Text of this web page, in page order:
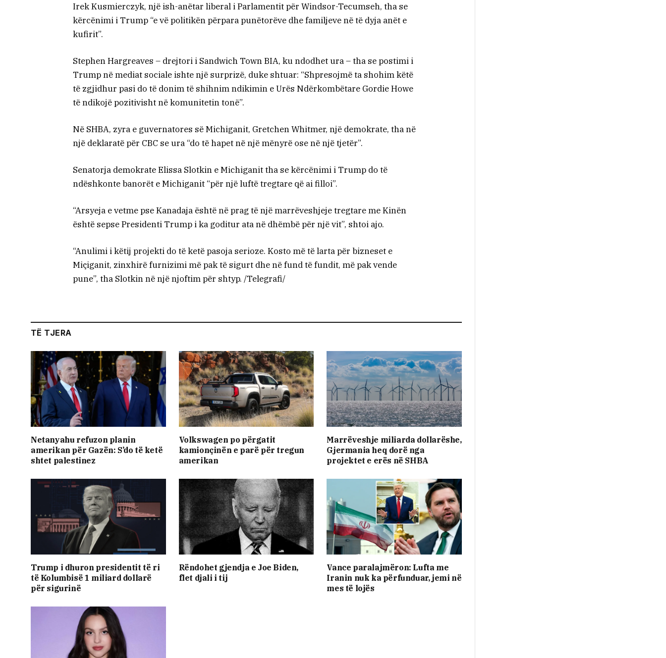
Irek Kusmierczyk, një ish-anëtar liberal i Parlamentit për Windsor-Tecumseh, tha se
kërcënimi i Trump “e vë politikën përpara punëtorëve dhe familjeve në të dyja anët e
kufirit”.
Stephen Hargreaves – drejtori i Sandwich Town BIA, ku ndodhet ura – tha se postimi i
Trump në mediat sociale ishte një surprizë, duke shtuar: “Shpresojmë ta shohim këtë
të zgjidhur pasi do të donim të shihnim ndikimin e Urës Ndërkombëtare Gordie Howe
të ndikojë pozitivisht në komunitetin tonë”.
Në SHBA, zyra e guvernatores së Michiganit, Gretchen Whitmer, një demokrate, tha në
një deklaratë për CBC se ura “do të hapet në një mënyrë ose në një tjetër”.
Senatorja demokrate Elissa Slotkin e Michiganit tha se kërcënimi i Trump do të
ndëshkonte banorët e Michiganit “për një luftë tregtare që ai filloi”.
“Arsyeja e vetme pse Kanadaja është në prag të një marrëveshjeje tregtare me Kinën
është sepse Presidenti Trump i ka goditur ata në dhëmbë për një vit”, shtoi ajo.
“Anulimi i këtij projekti do të ketë pasoja serioze. Kosto më të larta për bizneset e
Miçiganit, zinxhirë furnizimi më pak të sigurt dhe në fund të fundit, më pak vende
pune”, tha Slotkin në një njoftim për shtyp. /Telegrafi/
TË TJERA
Netanyahu refuzon planin
amerikan për Gazën: S’do të ketë
shtet palestinez
Volkswagen po përgatit
kamionçinën e parë për tregun
amerikan
Marrëveshje miliarda dollarëshe,
Gjermania heq dorë nga
projektet e erës në SHBA
Trump i dhuron presidentit të ri
të Kolumbisë 1 miliard dollarë
për sigurinë
Rëndohet gjendja e Joe Biden,
flet djali i tij
Vance paralajmëron: Lufta me
Iranin nuk ka përfunduar, jemi në
mes të lojës